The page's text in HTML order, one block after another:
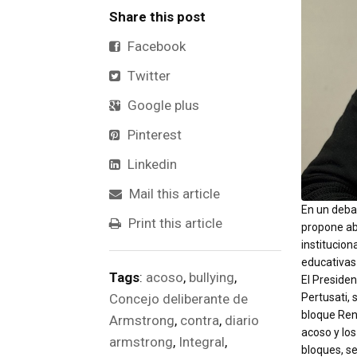
En un
propone
El
Pertusati,
bloque
acoso y
bloques,
Share this post
Facebook
Twitter
Google plus
Pinterest
Linkedin
Mail this article
Print this article
Tags: acoso, bullying,
Concejo deliberante de
Armstrong, contra, diario
armstrong, Integral,